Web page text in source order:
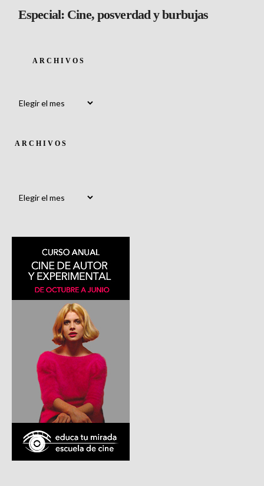
Especial: Cine, posverdad y burbujas
ARCHIVOS
ARCHIVOS